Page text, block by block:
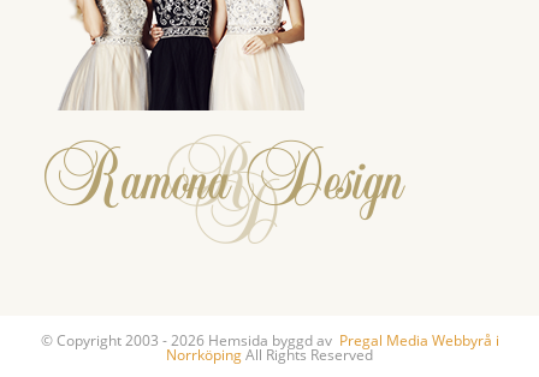
© Copyright 2003 - 2026 Hemsida byggd av Pregal Media Webbyrå i
NorrköpingAll Rights Reserved